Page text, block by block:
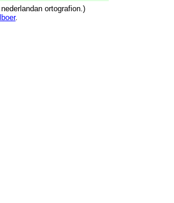
nederlandan ortografion.)
.